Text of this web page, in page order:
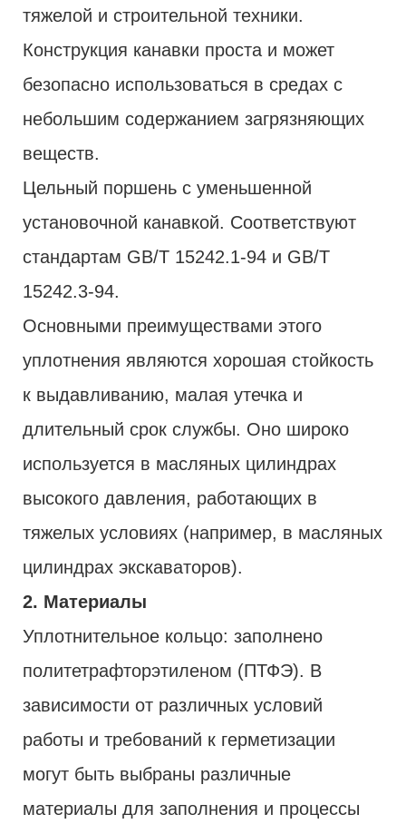
тяжелой и строительной техники.
Конструкция канавки проста и может
безопасно использоваться в средах с
небольшим содержанием загрязняющих
веществ.
Цельный поршень с уменьшенной
установочной канавкой. Соответствуют
стандартам GB/T 15242.1-94 и GB/T
15242.3-94.
Основными преимуществами этого
уплотнения являются хорошая стойкость
к выдавливанию, малая утечка и
длительный срок службы. Оно широко
используется в масляных цилиндрах
высокого давления, работающих в
тяжелых условиях (например, в масляных
цилиндрах экскаваторов).
2. Материалы
Уплотнительное кольцо: заполнено
политетрафторэтиленом (ПТФЭ). В
зависимости от различных условий
работы и требований к герметизации
могут быть выбраны различные
материалы для заполнения и процессы